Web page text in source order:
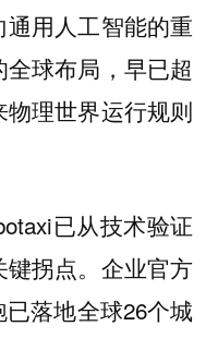
用人工智能的重
球布局，早已超
理世界运行规则
已从技术验证
拐点。企业官方
落地全球26个城